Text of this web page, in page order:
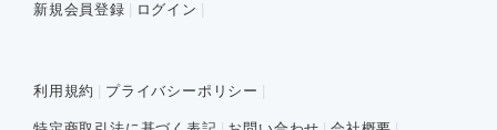
新規会員登録 ログイン
利用規約 プライバシーポリシー